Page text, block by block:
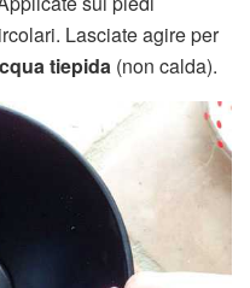
Lasciate agire per
tiepida (non calda).